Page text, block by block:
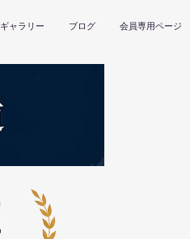
ギャラリー ブログ 会員専用ページ